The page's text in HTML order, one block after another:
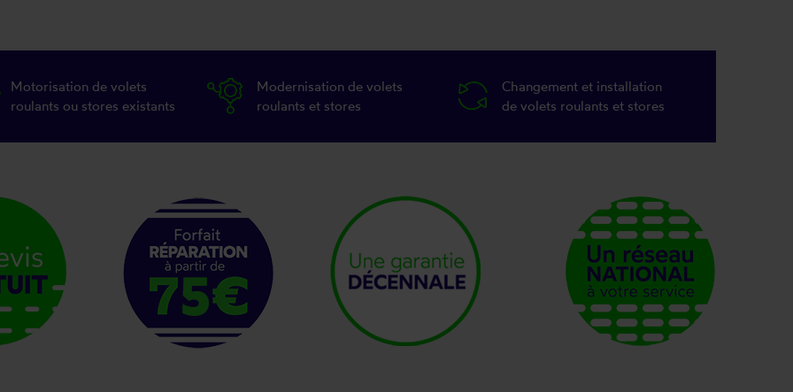
Motorisation de volets
roulants ou stores existants
Modernisation de volets
roulants et stores
Changement et installation
de volets roulants et stores